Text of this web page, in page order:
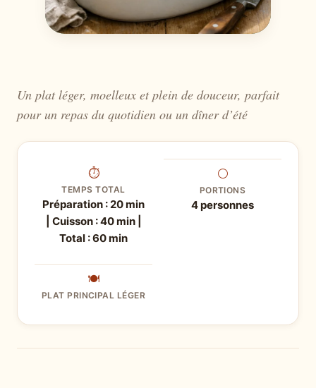
Un plat léger, moelleux et plein de douceur, parfait
pour un repas du quotidien ou un dîner d’été
⏱
TEMPS TOTAL
Préparation : 20 min
| Cuisson : 40 min |
Total : 60 min
⚪
PORTIONS
4 personnes
🍽
PLAT PRINCIPAL LÉGER